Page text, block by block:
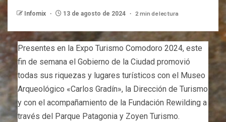
Infomix 13 de agosto de 2024 2 min de lectura
Presentes en la Expo Turismo Comodoro 2024, este
fin de semana el Gobierno de la Ciudad promovió
todas sus riquezas y lugares turísticos con el Museo
Arqueológico «Carlos Gradín», la Dirección de Turismo
y con el acompañamiento de la Fundación Rewilding a
través del Parque Patagonia y Zoyen Turismo.